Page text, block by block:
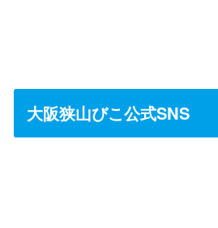
大阪狭山びこ公式SNS